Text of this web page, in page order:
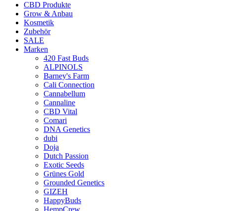
CBD Produkte
Grow & Anbau
Kosmetik
Zubehör
SALE
Marken
420 Fast Buds
ALPINOLS
Barney's Farm
Cali Connection
Cannabellum
Cannaline
CBD Vital
Comari
DNA Genetics
dubi
Doja
Dutch Passion
Exotic Seeds
Grünes Gold
Grounded Genetics
GIZEH
HappyBuds
HempCrew